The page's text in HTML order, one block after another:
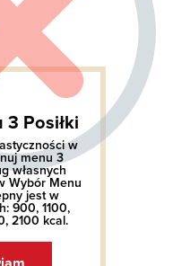
3 Posiłki
w
menu 3
własnych
Wybór Menu
jest w
900, 1100,
2100 kcal.